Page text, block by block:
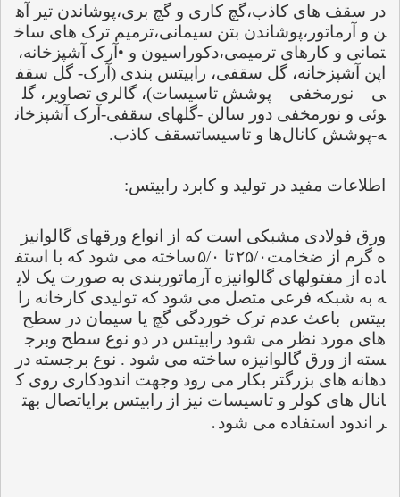
در سقف های کاذب،گچ کاری و گچ بری،پوشاندن تیر آه
ن و آرماتور،پوشاندن بتن سیمانی،ترمیم ترک های ساخ
تمانی و کارهای ترمیمی،دکوراسیون و •
اپن آشپزخانه، گل سقفی، رابیتس بندی (آرک- گل سقف
ی – نورمخفی – پوشش تاسیسات)، گالری تصاویر، گل
وئی و نورمخفی دور سالن -گلهای سقفی-آرک آشپزخان
ه-پوشش کانال‌ها و تاسیساتسقف کاذب.
اطلاعات مفید در تولید و کابرد رابیتس:
ورق فولادی مشبکی است که از انواع ورقهای گالوانیز
ه گرم از ضخامت۲۵/۰تا ۵/۰ساخته می شود که با استف
اده از مفتولهای گالوانیزه آرماتوربندی به صورت یک لای
ه به شبکه فرعی متصل می شود که تولیدی کارخانه را
بیتس
های مورد نظر می شود رابیتس در دو نوع سطح وبرج
دهانه های بزرگتر بکار می رود وجهت اندودکاری روی ک
انال های کولر و تاسیسات نیز از رابیتس برایاتصال بهت
ر اندود استفاده می شود .